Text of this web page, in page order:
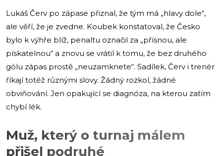
Lukáš Červ po zápase přiznal, že tým má „hlavy dole“,
ale věří, že je zvedne. Koubek konstatoval, že Česko
bylo k výhře blíž, penaltu označil za „přísnou, ale
pískatelnou“ a znovu se vrátil k tomu, že bez druhého
gólu zápas prostě „neuzamknete“. Sadílek, Červ i trenér
říkají totéž různými slovy. Žádný rozkol, žádné
obviňování. Jen opakující se diagnóza, na kterou zatím
chybí lék.
Muž, který o turnaj málem
přišel podruhé